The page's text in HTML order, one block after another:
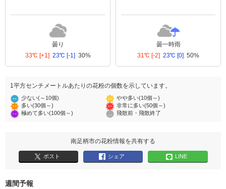
曇り
33℃ [+1] 23℃ [-1] 30%
曇一時雨
31℃ [-2] 23℃ [0] 50%
1平方センチメートルあたりの花粉の個数を示しています。
少ない(～10個)
やや多い(10個～)
多い(30個～)
非常に多い(50個～)
極めて多い(100個～)
飛散前・飛散終了
南足柄市の花粉情報を共有する
ポスト シェア LINE
週間予報